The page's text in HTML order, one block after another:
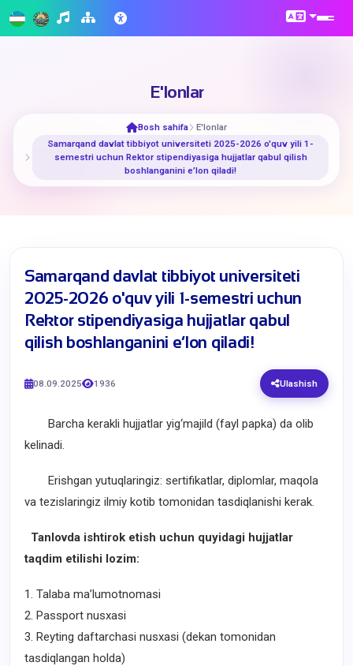
E'lonlar
Bosh sahifa
E'lonlar
​Samarqand davlat tibbiyot universiteti 2025-2026 o'quv yili 1-
semestri uchun Rektor stipendiyasiga hujjatlar qabul qilish
boshlanganini e’lon qiladi!
​Samarqand davlat tibbiyot universiteti
2025-2026 o'quv yili 1-semestri uchun
Rektor stipendiyasiga hujjatlar qabul
qilish boshlanganini e’lon qiladi!
08.09.2025 1936 Ulashish
Barcha kerakli hujjatlar yig‘majild (fayl papka) da olib
kelinadi.
Erishgan yutuqlaringiz: sertifikatlar, diplomlar, maqola
va tezislaringiz ilmiy kotib tomonidan tasdiqlanishi kerak.
Tanlovda ishtirok etish uchun quyidagi hujjatlar
taqdim etilishi lozim:
1. Talaba ma’lumotnomasi
2. Passport nusxasi
3. Reyting daftarchasi nusxasi (dekan tomonidan
tasdiqlangan holda)